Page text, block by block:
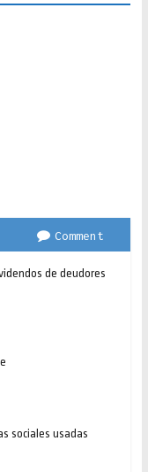
Comment
de deudores
sociales usadas